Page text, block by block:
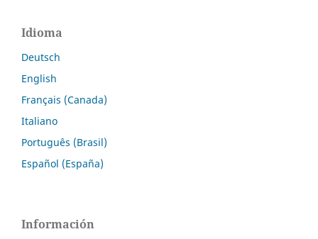
Idioma
Deutsch
English
Français (Canada)
Italiano
Português (Brasil)
Español (España)
Información